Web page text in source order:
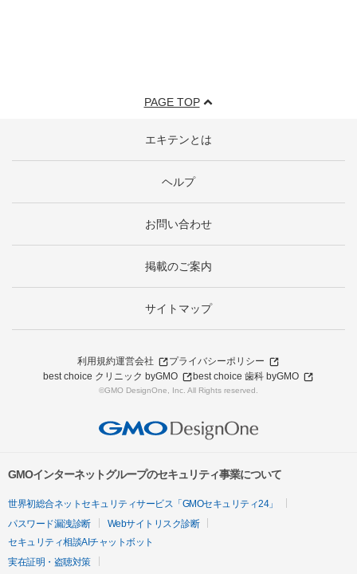
PAGE TOP
エキテンとは
ヘルプ
お問い合わせ
掲載のご案内
サイトマップ
利用規約運営会社
プライバシーポリシー
best choice クリニック byGMO
best choice 歯科 byGMO
©GMO DesignOne, Inc. All Rights reserved.
GMOインターネットグループのセキュリティ事業について
世界初総合ネットセキュリティサービス「GMOセキュリティ24」
パスワード漏洩診断
Webサイトリスク診断
セキュリティ相談AIチャットボット
実在証明・盗聴対策